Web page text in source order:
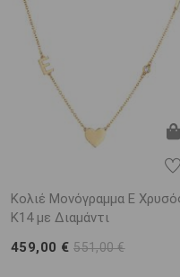
Κολιέ Μονόγραμμα Ε
Κ14 με Διαμάντι
459,00 €551,00 €